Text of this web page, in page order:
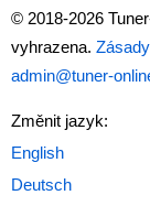
© 2018-2026
vyhrazena.
admin@tuner-
Změnit jazyk: